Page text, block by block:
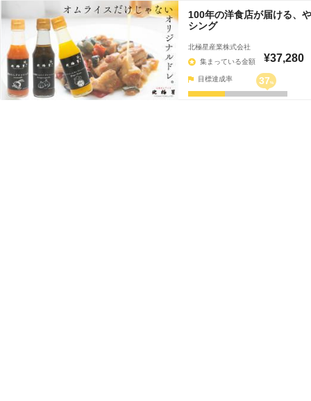
100年の洋食店が届ける、
シング
北極星産業株式会社
集まっている金額
¥37,280
目標達成率 37%